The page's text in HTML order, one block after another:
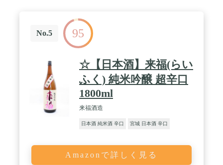
No.5 95
☆【日本酒】来福(らい
ふく) 純米吟醸 超辛口
1800ml
来福酒造
日本酒 純米酒 辛口 宮城 日本酒 辛口
Amazonで詳しく見る